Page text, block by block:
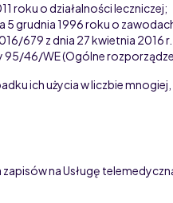
roku o działalności leczniczej;
5 grudnia 1996 roku o
679 z dnia 27 kwietnia
46/WE (Ogólne
ich użycia w liczbie
na Usługę